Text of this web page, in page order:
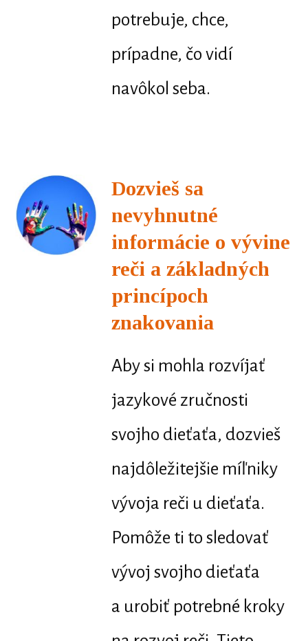
potrebuje, chce,
prípadne, čo vidí
navôkol seba.
Dozvieš sa
nevyhnutné
informácie o vývine
reči a základných
princípoch
znakovania
Aby si mohla rozvíjať
jazykové zručnosti
svojho dieťaťa, dozvieš
najdôležitejšie míľniky
vývoja reči u dieťaťa.
Pomôže ti to sledovať
vývoj svojho dieťaťa
a urobiť potrebné kroky